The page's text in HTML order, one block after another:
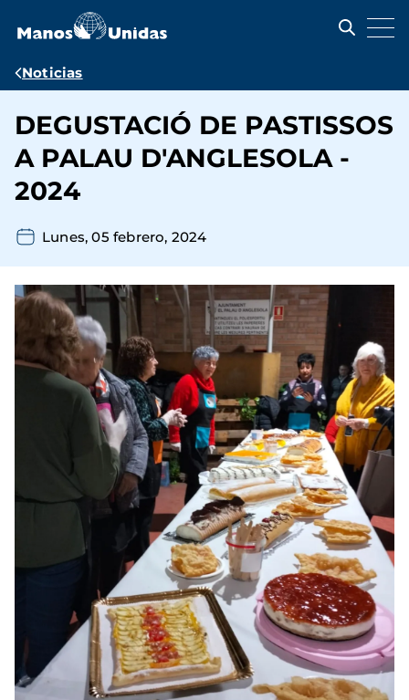
contenido
Ruta
navegación
Noticias
DEGUSTACIÓ DE PASTISSOS
A PALAU D'ANGLESOLA -
2024
Lunes, 05 febrero, 2024